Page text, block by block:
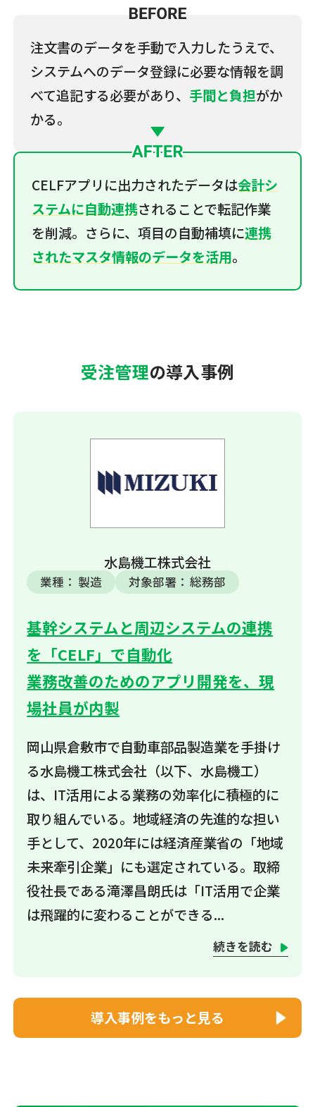
注文書のデータを手動で入力したうえで、
システムへのデータ登録に必要な情報を調
べて追記する必要があり、 手間と負担がか
かる。
CELFアプリに出力されたデータは会計シ
ステムに自動連携されることで転記作業
を削減。さらに、項目の自動補填に連携
されたマスタ情報のデータを活用。
受注管理の導入事例
水島機工株式会社
業種： 製造 対象部署： 総務部
基幹システムと周辺システムの連携
を「CELF」で自動化
業務改善のためのアプリ開発を、現
場社員が内製
岡山県倉敷市で自動車部品製造業を手掛け
る水島機工株式会社（以下、水島機工）
は、IT活用による業務の効率化に積極的に
取り組んでいる。地域経済の先進的な担い
手として、2020年には経済産業省の「地域
未来牽引企業」にも選定されている。取締
役社長である滝澤昌朗氏は「IT活用で企業
は飛躍的に変わることができる...
続きを読む
導入事例をもっと見る